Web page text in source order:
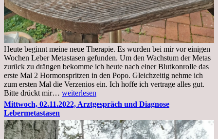
Heute beginnt meine neue Therapie. Es wurden bei mir vor einigen
Wochen Leber Metastasen gefunden. Um den Wachstum der Metas
zurück zu drängen bekomme ich heute nach einer Blutkonrolle das
erste Mal 2 Hormonspritzen in den Popo. Gleichzeitig nehme ich
zum ersten Mal die Verzenios ein. Ich hoffe ich vertrage alles gut.
Bitte drückt mir… Mittwoch,
09.11.2022
weiterlesen
Mittwoch, 02.11.2022, Arztgespräch und Diagnose
Lebermetastasen